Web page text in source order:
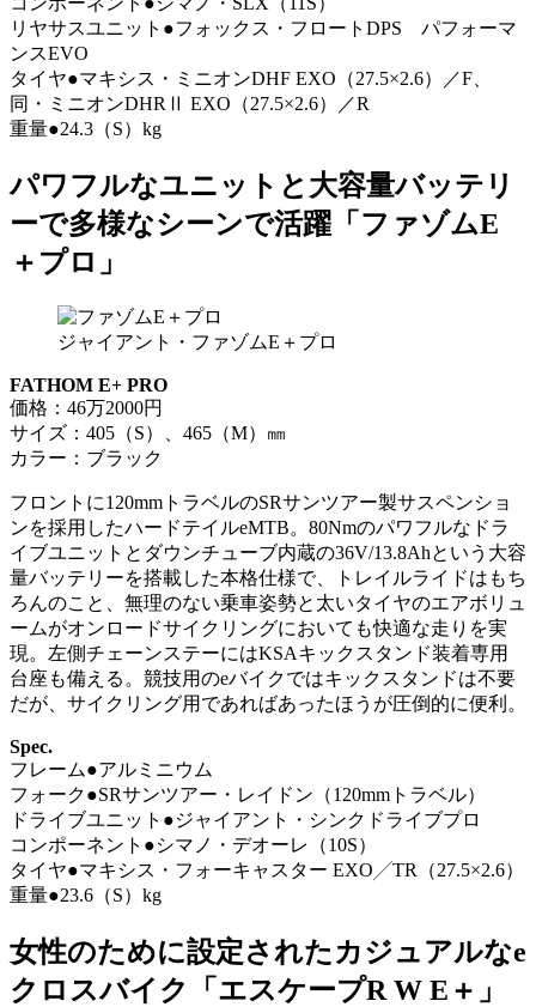
リヤサスユニット●フォックス・フロートDPS パフォーマ
ンスEVO
タイヤ●マキシス・ミニオンDHF EXO（27.5×2.6）／F、
同・ミニオンDHRⅡ EXO（27.5×2.6）／R
重量●24.3（S）kg
パワフルなユニットと大容量バッテリ
ーで多様なシーンで活躍「ファゾムE
＋プロ」
ジャイアント・ファゾムE＋プロ
FATHOM E+ PRO
価格：46万2000円
サイズ：405（S）、465（M）㎜
カラー：ブラック
フロントに120mmトラベルのSRサンツアー製サスペンショ
ンを採用したハードテイルeMTB。80Nmのパワフルなドラ
イブユニットとダウンチューブ内蔵の36V/13.8Ahという大容
量バッテリーを搭載した本格仕様で、トレイルライドはもち
ろんのこと、無理のない乗車姿勢と太いタイヤのエアボリュ
ームがオンロードサイクリングにおいても快適な走りを実
現。左側チェーンステーにはKSAキックスタンド装着専用
台座も備える。競技用のeバイクではキックスタンドは不要
だが、サイクリング用であればあったほうが圧倒的に便利。
Spec.
フレーム●アルミニウム
フォーク●SRサンツアー・レイドン（120mmトラベル）
ドライブユニット●ジャイアント・シンクドライブプロ
コンポーネント●シマノ・デオーレ（10S）
タイヤ●マキシス・フォーキャスター EXO╱TR（27.5×2.6）
重量●23.6（S）kg
女性のために設定されたカジュアルなe
クロスバイク「エスケープR W E＋」